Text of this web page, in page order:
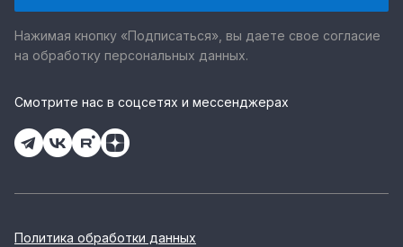
Нажимая кнопку «Подписаться», вы даете свое согласие
на обработку персональных данных.
Смотрите нас в соцсетях и мессенджерах
Политика обработки данных